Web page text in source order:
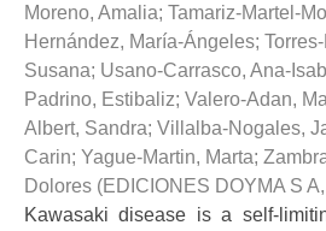
Moreno, Amalia; Tamariz-Martel-
Hernández, María-Ángeles;
Susana; Usano-Carrasco, Ana-
Padrino, Estibaliz; Valero-Adan,
Albert, Sandra; Villalba-Nogales,
Carin; Yague-Martin, Marta;
Dolores (EDICIONES DOYMA S A,
Kawasaki disease is a self-